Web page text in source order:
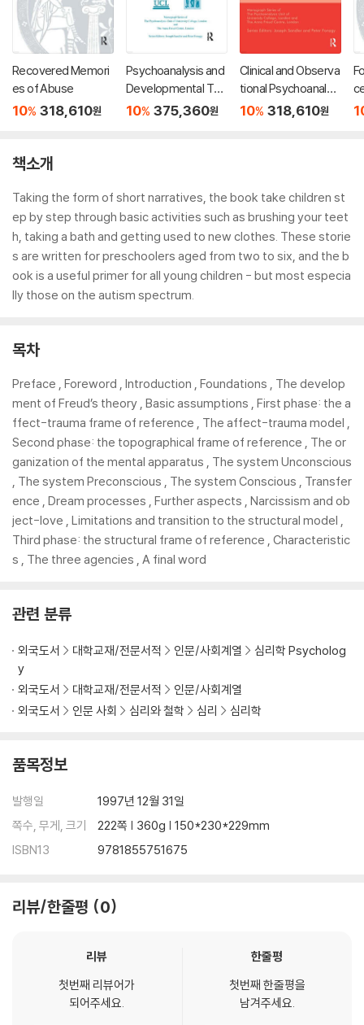
Recovered Memori
es of Abuse
10% 318,610원
Psychoanalysis and
Developmental The
rapy
10% 375,360원
Clinical and Observa
tional Psychoanalyti
c Research
10% 318,610원
책소개
Taking the form of short narratives, the book take children st
ep by step through basic activities such as brushing your teet
h, taking a bath and getting used to new clothes. These storie
s are written for preschoolers aged from two to six, and the b
ook is a useful primer for all young children - but most especia
lly those on the autism spectrum.
목차
Preface , Foreword , Introduction , Foundations , The develop
ment of Freud’s theory , Basic assumptions , First phase: the a
ffect-trauma frame of reference , The affect-trauma model ,
Second phase: the topographical frame of reference , The or
ganization of the mental apparatus , The system Unconscious
, The system Preconscious , The system Conscious , Transfer
ence , Dream processes , Further aspects , Narcissism and ob
ject-love , Limitations and transition to the structural model ,
Third phase: the structural frame of reference , Characteristic
s , The three agencies , A final word
관련 분류
외국도서 대학교재/전문서적 인문/사회계열
심리학 Psycholog
y
외국도서
대학교재/전문서적
인문/사회계열
외국도서
인문 사회 심리와 철학 심리 심리학
품목정보
발행일
1997년 12월 31일
쪽수, 무게, 크기
222쪽 | 360g | 150*230*229mm
ISBN13
9781855751675
리뷰/한줄평 0
리뷰
첫번째 리뷰어가
되어주세요.
한줄평
첫번째 한줄평을
남겨주세요.